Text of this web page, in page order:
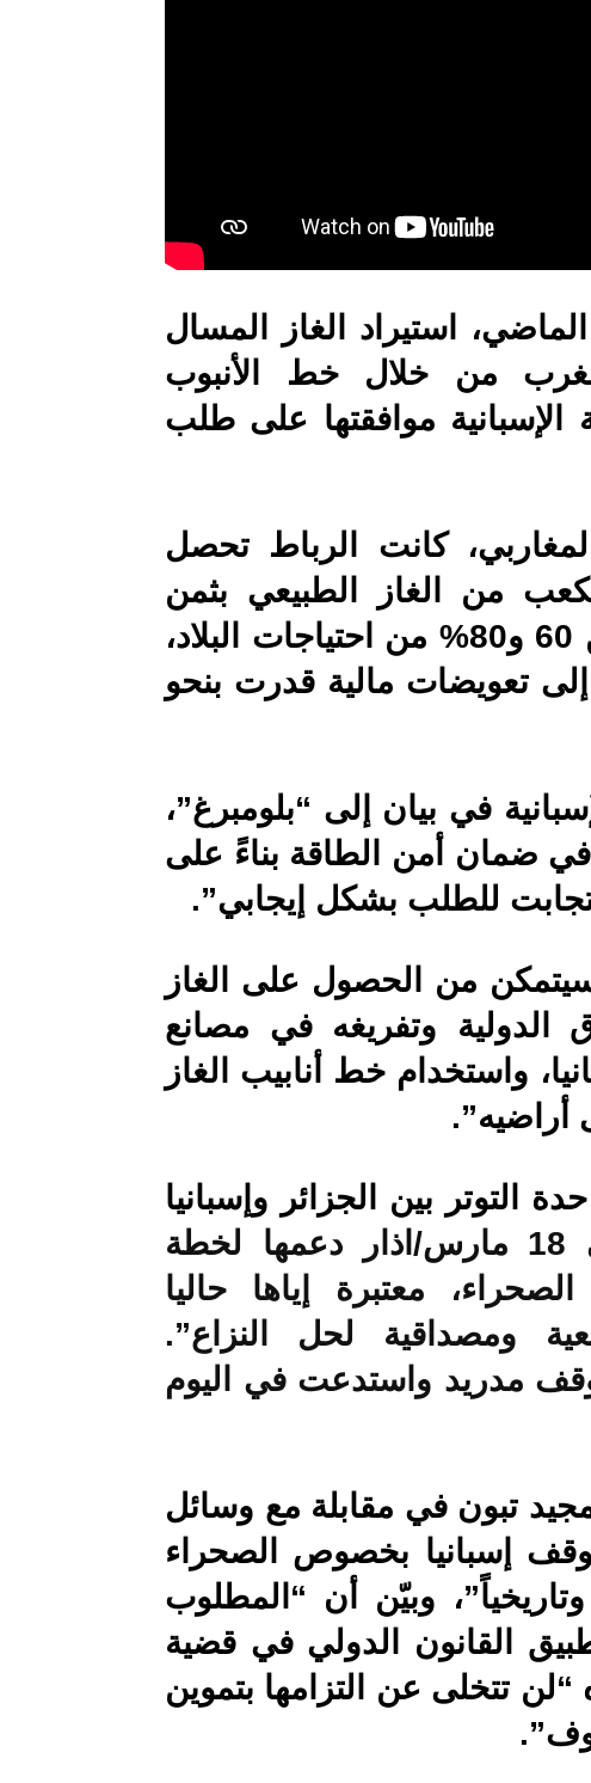
استيراد الغاز المسال
من خلال خط الأنبوب
الإسبانية موافقتها على طلب
كانت الرباط تحصل
من الغاز الطبيعي بثمن
تفضيلي، وهو ما يمثل أكثر بين 60 و80% من احتياجات البلاد،
تعويضات مالية قدرت بنحو
في بيان إلى “بلومبرغ”،
ضمان أمن الطاقة بناءً على
للطلب بشكل إيجابي”.
من الحصول على الغاز
الدولية وتفريغه في مصانع
واستخدام خط أنابيب الغاز
أراضيه”.
التوتر بين الجزائر وإسبانيا
مدريد في 18 مارس/اذار دعمها لخطة
معتبرة إياها حاليا
ومصداقية لحل النزاع”.
مدريد واستدعت في اليوم
تبون في مقابلة مع وسائل
إسبانيا بخصوص الصحراء
وتاريخياً”، وبيّن أن “المطلوب
القانون الدولي في قضية
تتخلى عن التزامها بتموين